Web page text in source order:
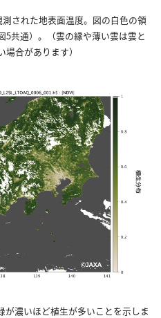
された地表面温度。図の白色の領
5共通）。（雲の縁や薄い雲は雲と
合があります）
濃いほど植生が多いことを示しま